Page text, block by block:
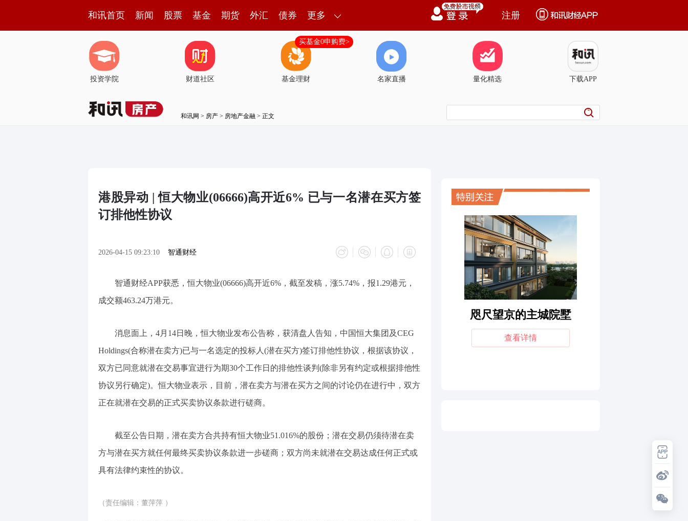
和讯首页 新闻 股票 基金 期货 外汇 债券 更多 注册
投资学院 财道社区 基金理财
买基金0申购费>
名家直播 量化精选 下载APP
和讯网 > 房产 > 房地产金融 > 正文
港股异动 | 恒大物业(06666)高开近6% 已与一名潜在买方签
订排他性协议
2026-04-15 09:23:10 智通财经
智通财经APP获悉，恒大物业(06666)高开近6%，截至发稿，涨5.74%，报1.29港元，
成交额463.24万港元。
消息面上，4月14日晚，恒大物业发布公告称，获清盘人告知，中国恒大集团及CEG
Holdings(合称潜在卖方)已与一名选定的投标人(潜在买方)签订排他性协议，根据该协议，
双方已同意就潜在交易事宜进行为期30个工作日的排他性谈判(除非另有约定或根据排他性
协议另行确定)。恒大物业表示，目前，潜在卖方与潜在买方之间的讨论仍在进行中，双方
正在就潜在交易的正式买卖协议条款进行磋商。
截至公告日期，潜在卖方合共持有恒大物业51.016%的股份；潜在交易仍须待潜在卖
方与潜在买方就任何最终买卖协议条款进一步磋商；双方尚未就潜在交易达成任何正式或
具有法律约束性的协议。
（责任编辑：董萍萍 ）